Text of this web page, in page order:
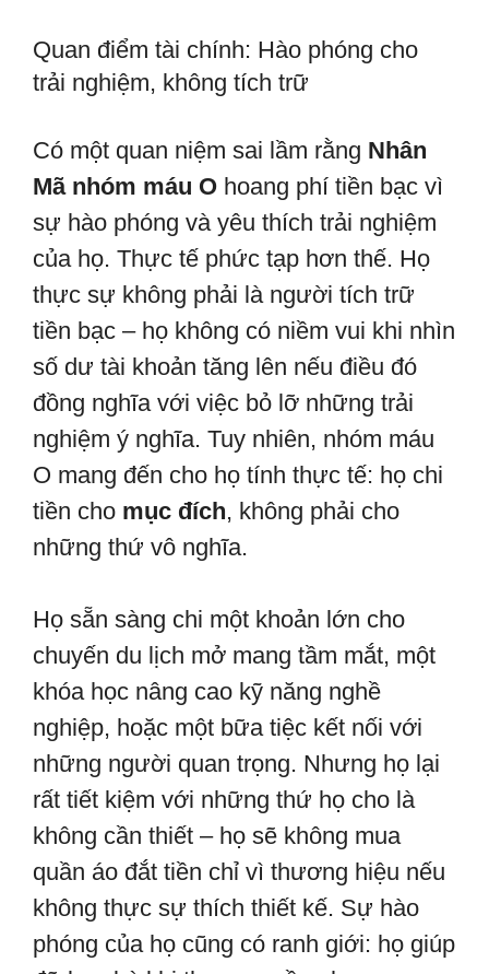
Quan điểm tài chính: Hào phóng cho
trải nghiệm, không tích trữ
Có một quan niệm sai lầm rằng Nhân
Mã nhóm máu O hoang phí tiền bạc vì
sự hào phóng và yêu thích trải nghiệm
của họ. Thực tế phức tạp hơn thế. Họ
thực sự không phải là người tích trữ
tiền bạc – họ không có niềm vui khi nhìn
số dư tài khoản tăng lên nếu điều đó
đồng nghĩa với việc bỏ lỡ những trải
nghiệm ý nghĩa. Tuy nhiên, nhóm máu
O mang đến cho họ tính thực tế: họ chi
tiền cho mục đích, không phải cho
những thứ vô nghĩa.
Họ sẵn sàng chi một khoản lớn cho
chuyến du lịch mở mang tầm mắt, một
khóa học nâng cao kỹ năng nghề
nghiệp, hoặc một bữa tiệc kết nối với
những người quan trọng. Nhưng họ lại
rất tiết kiệm với những thứ họ cho là
không cần thiết – họ sẽ không mua
quần áo đắt tiền chỉ vì thương hiệu nếu
không thực sự thích thiết kế. Sự hào
phóng của họ cũng có ranh giới: họ giúp